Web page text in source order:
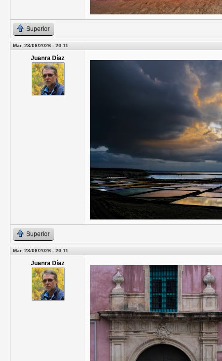
Superior
Mar, 23/06/2026 - 20:11
Juanra Díaz
Superior
Mar, 23/06/2026 - 20:11
Juanra Díaz